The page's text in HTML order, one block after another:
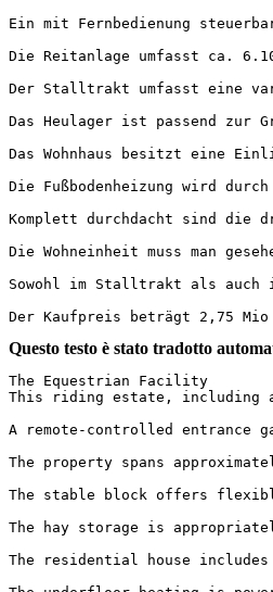
Ein mit Fernbedienung
Die Reitanlage umfasst ca.
Der Stalltrakt umfasst eine
Das Heulager ist passend zur
Das Wohnhaus besitzt eine
Die Fußbodenheizung wird
Komplett durchdacht sind die
Die Wohneinheit muss man
Sowohl im Stalltrakt als auch
Der Kaufpreis beträgt 2,75
Questo testo è stato tradotto
The Equestrian Facility
This riding estate, including
A remote-controlled
The property spans
The stable block offers
The hay storage is
The residential house